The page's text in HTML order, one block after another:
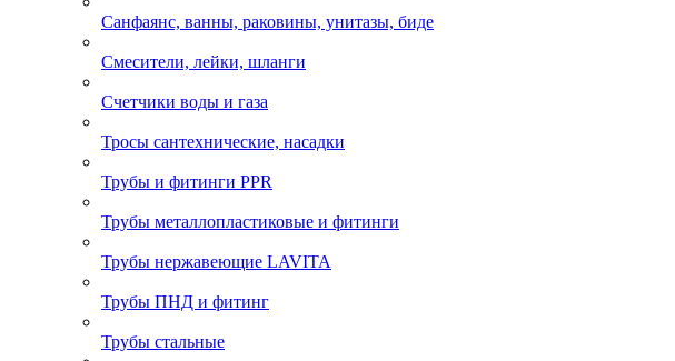
Санфаянс, ванны, раковины, унитазы, биде
Смесители, лейки, шланги
Счетчики воды и газа
Тросы сантехнические, насадки
Трубы и фитинги PPR
Трубы металлопластиковые и фитинги
Трубы нержавеющие LAVITA
Трубы ПНД и фитинг
Трубы стальные